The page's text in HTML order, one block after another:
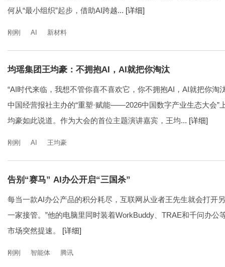
何从“最小组织”起步，借助AI跨越... [详细]
刚刚 AI 新材料
均瑶集团王均豪：不拥抱AI，AI就把你淘汰
“AI时代来临，我想不管你喜不喜欢它，你不拥抱AI，AI就把你淘
中国经营报社主办的“重塑·赋能——2026中国数字产业生态大会”
均豪如此说道。作为大会的首位主题演讲嘉宾，王均... [详细]
刚刚 AI 王均豪
告别“赛马” AI办公开启“三国杀”
每当一款AI办公产品的积分耗尽，互联网从业者王先生就会打开
一家接管。”他的电脑里同时装着WorkBuddy、TRAE和千问办公
市场突然提速。
[详细]
刚刚 智能体 腾讯